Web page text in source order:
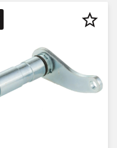
star_border